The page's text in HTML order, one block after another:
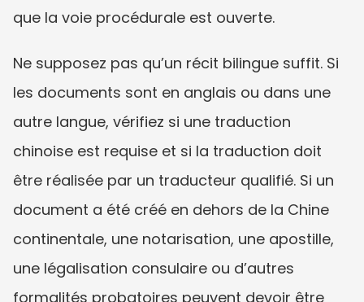
que la voie procédurale est ouverte.
Ne supposez pas qu’un récit bilingue suffit. Si
les documents sont en anglais ou dans une
autre langue, vérifiez si une traduction
chinoise est requise et si la traduction doit
être réalisée par un traducteur qualifié. Si un
document a été créé en dehors de la Chine
continentale, une notarisation, une apostille,
une légalisation consulaire ou d’autres
formalités probatoires peuvent devoir être